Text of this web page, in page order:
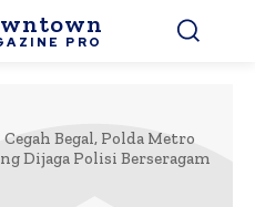
PRO
Cegah Begal, Polda Metro
Dijaga Polisi Berseragam